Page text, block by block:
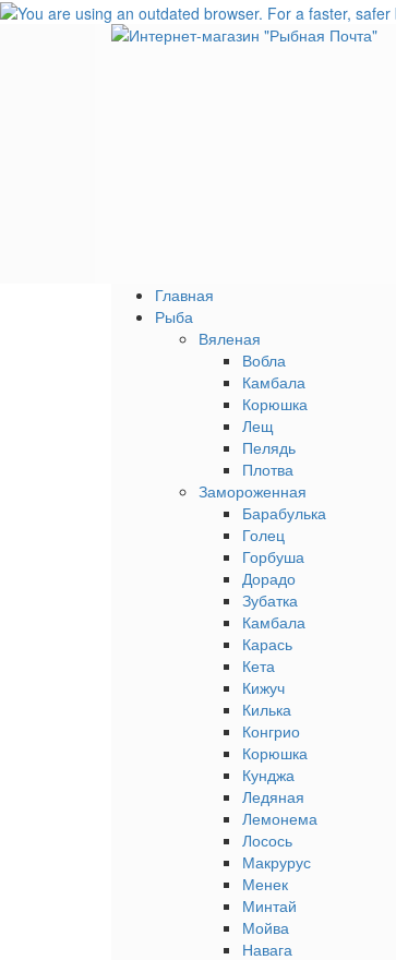
Главная
Рыба
Вяленая
Вобла
Камбала
Корюшка
Лещ
Пелядь
Плотва
Замороженная
Барабулька
Голец
Горбуша
Дорадо
Зубатка
Камбала
Карась
Кета
Кижуч
Килька
Конгрио
Корюшка
Кунджа
Ледяная
Лемонема
Лосось
Макрурус
Менек
Минтай
Мойва
Навага